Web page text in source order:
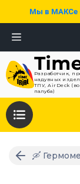
Мы в
Разработчик,
надувных
ТПУ, AirDeck
палуба)
🛶